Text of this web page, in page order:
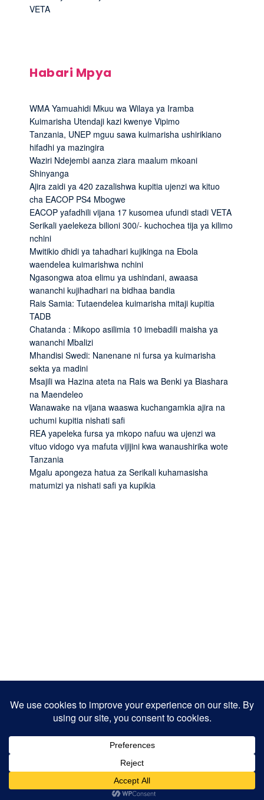
VETA
Habari Mpya
WMA Yamuahidi Mkuu wa Wilaya ya Iramba
Kuimarisha Utendaji kazi kwenye Vipimo
Tanzania, UNEP mguu sawa kuimarisha ushirikiano
hifadhi ya mazingira
Waziri Ndejembi aanza ziara maalum mkoani
Shinyanga
Ajira zaidi ya 420 zazalishwa kupitia ujenzi wa kituo
cha EACOP PS4 Mbogwe
EACOP yafadhili vijana 17 kusomea ufundi stadi VETA
Serikali yaelekeza bilioni 300/- kuchochea tija ya kilimo
nchini
Mwitikio dhidi ya tahadhari kujikinga na Ebola
waendelea kuimarishwa nchini
Ngasongwa atoa elimu ya ushindani, awaasa
wananchi kujihadhari na bidhaa bandia
Rais Samia: Tutaendelea kuimarisha mitaji kupitia
TADB
Chatanda : Mikopo asilimia 10 imebadili maisha ya
wananchi Mbalizi
Mhandisi Swedi: Nanenane ni fursa ya kuimarisha
sekta ya madini
Msajili wa Hazina ateta na Rais wa Benki ya Biashara
na Maendeleo
Wanawake na vijana waaswa kuchangamkia ajira na
uchumi kupitia nishati safi
REA yapeleka fursa ya mkopo nafuu wa ujenzi wa
vituo vidogo vya mafuta vijijini kwa wanaushirika wote
Tanzania
Mgalu apongeza hatua za Serikali kuhamasisha
matumizi ya nishati safi ya kupikia
Designed by